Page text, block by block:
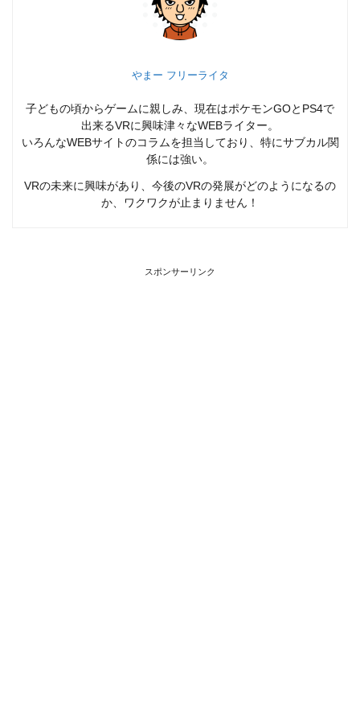
やまー フリーライタ
子どもの頃からゲームに親しみ、現在はポケモンGOとPS4で
出来るVRに興味津々なWEBライター。
いろんなWEBサイトのコラムを担当しており、特にサブカル関
係には強い。
VRの未来に興味があり、今後のVRの発展がどのようになるの
か、ワクワクが止まりません！
スポンサーリンク